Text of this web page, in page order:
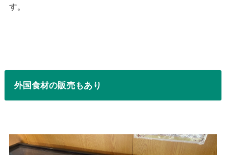
す。
外国食材の販売もあり